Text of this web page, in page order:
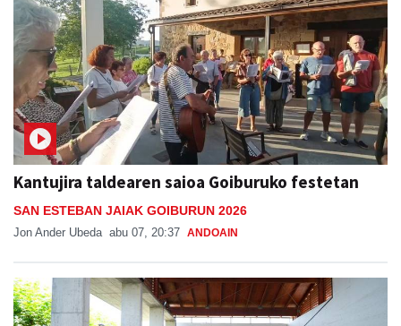
Kantujira taldearen saioa Goiburuko festetan
SAN ESTEBAN JAIAK GOIBURUN 2026
Jon Ander Ubeda abu 07, 20:37 ANDOAIN